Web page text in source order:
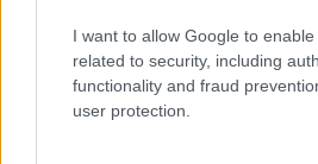
I want to allow Google to
related to security, including
functionality and fraud
user protection.
Egy telefonhívást akart, végül
A Tisza kormány minisztere újabb
a közoktatásban – például az